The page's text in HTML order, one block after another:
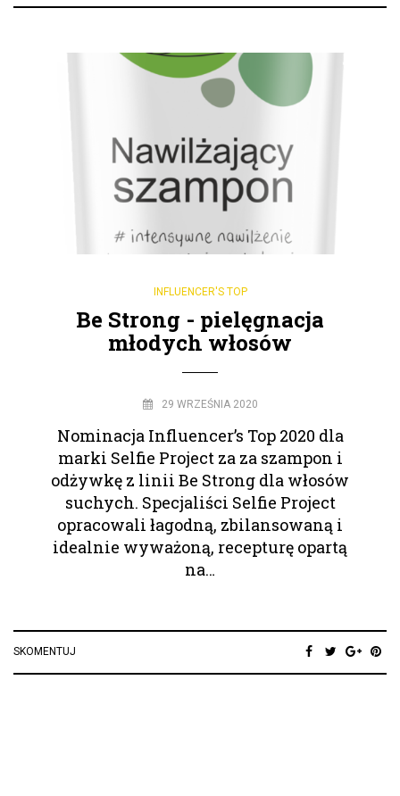
INFLUENCER'S TOP
Be Strong - pielęgnacja
młodych włosów
29 WRZEŚNIA 2020
Nominacja Influencer’s Top 2020 dla
marki Selfie Project za za szampon i
odżywkę z linii Be Strong dla włosów
suchych. Specjaliści Selfie Project
opracowali łagodną, zbilansowaną i
idealnie wyważoną, recepturę opartą
na…
SKOMENTUJ